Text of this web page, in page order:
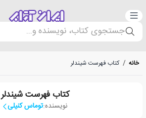
دسته‌بندی
جستجوی کتاب، نویسنده و...
خانه / کتاب فهرست شیندلر
کتاب فهرست شیندلر
نویسنده:توماس کنیلی